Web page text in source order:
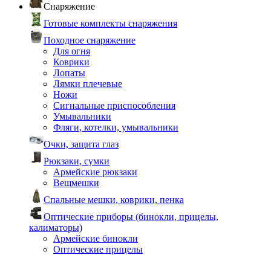
Снаряжение
Готовые комплекты снаряжения
Походное снаряжение
Для огня
Коврики
Лопаты
Лямки плечевые
Ножи
Сигнальные приспособления
Умывальники
Фляги, котелки, умывальники
Очки, защита глаз
Рюкзаки, сумки
Армейские рюкзаки
Вещмешки
Спальные мешки, коврики, пенка
Оптические приборы (бинокли, прицелы,
калиматоры)
Армейские бинокли
Оптические прицелы